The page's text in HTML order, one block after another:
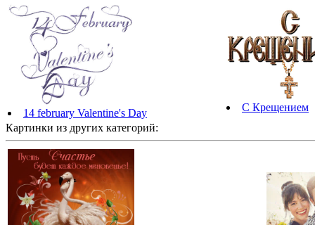
14 february Valentine's Day
С Крещением
Картинки из других категорий: